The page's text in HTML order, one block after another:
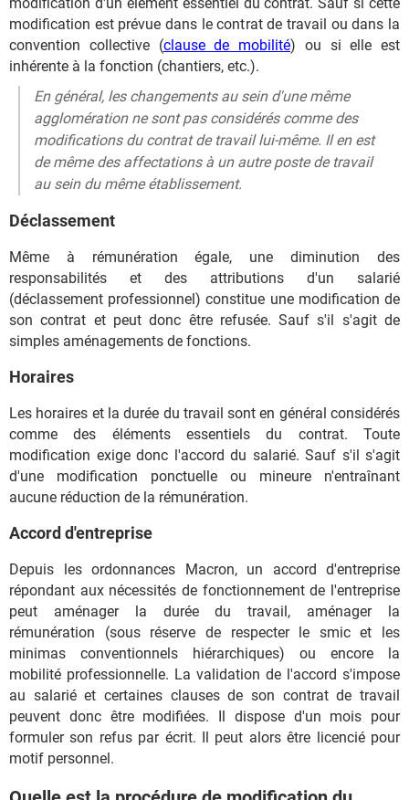
modification est prévue dans le contrat de travail ou dans la
convention collective (clause de mobilité) ou si elle est
inhérente à la fonction (chantiers, etc.).
En général, les changements au sein d'une même
agglomération ne sont pas considérés comme des
modifications du contrat de travail lui-même. Il en est
de même des affectations à un autre poste de travail
au sein du même établissement.
Déclassement
Même à rémunération égale, une diminution des
responsabilités et des attributions d'un salarié
(déclassement professionnel) constitue une modification de
son contrat et peut donc être refusée. Sauf s'il s'agit de
simples aménagements de fonctions.
Horaires
Les horaires et la durée du travail sont en général considérés
comme des éléments essentiels du contrat. Toute
modification exige donc l'accord du salarié. Sauf s'il s'agit
d'une modification ponctuelle ou mineure n'entraînant
aucune réduction de la rémunération.
Accord d'entreprise
Depuis les ordonnances Macron, un accord d'entreprise
répondant aux nécessités de fonctionnement de l'entreprise
peut aménager la durée du travail, aménager la
rémunération (sous réserve de respecter le smic et les
minimas conventionnels hiérarchiques) ou encore la
mobilité professionnelle. La validation de l'accord s'impose
au salarié et certaines clauses de son contrat de travail
peuvent donc être modifiées. Il dispose d'un mois pour
formuler son refus par écrit. Il peut alors être licencié pour
motif personnel.